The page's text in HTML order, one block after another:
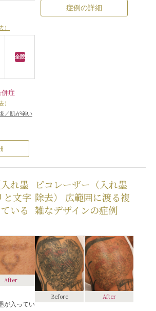
）
全院
併症
）
／肌が弱い
症例の詳細
れ墨
と文字
いる
After
が入ってい
ピコレーザー（入れ墨
除去） 広範囲に渡る複
雑なデザインの症例
Before After